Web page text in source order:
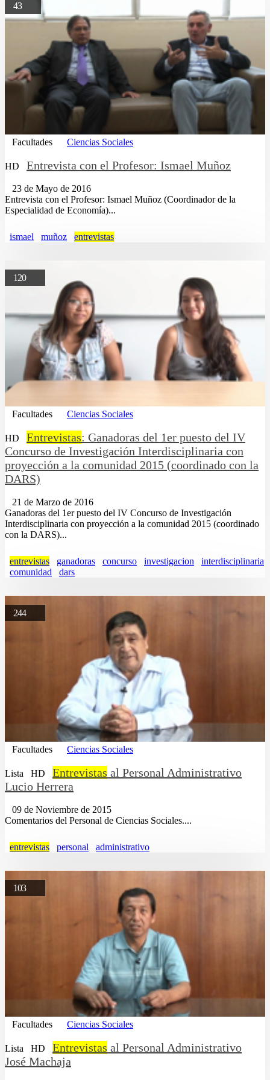
43
Facultades Ciencias Sociales
HD Entrevista con el Profesor: Ismael Muñoz
23 de Mayo de 2016
Entrevista con el Profesor: Ismael Muñoz (Coordinador de la
Especialidad de Economía)...
ismael muñoz entrevistas
120
Facultades Ciencias Sociales
HD Entrevistas: Ganadoras del 1er puesto del IV
Concurso de Investigación Interdisciplinaria con
proyección a la comunidad 2015 (coordinado con la
DARS)
21 de Marzo de 2016
Ganadoras del 1er puesto del IV Concurso de Investigación
Interdisciplinaria con proyección a la comunidad 2015 (coordinado
con la DARS)...
entrevistas ganadoras concurso investigacion
interdisciplinaria
comunidad
dars
244
Facultades Ciencias Sociales
Lista HD Entrevistas al Personal Administrativo
Lucio Herrera
09 de Noviembre de 2015
Comentarios del Personal de Ciencias Sociales....
entrevistas personal administrativo
103
Facultades Ciencias Sociales
Lista HD Entrevistas al Personal Administrativo
José Machaja